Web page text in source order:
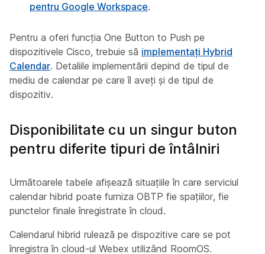
pentru Google Workspace.
Pentru a oferi funcția One Button to Push pe
dispozitivele Cisco, trebuie să implementați Hybrid
Calendar. Detaliile implementării depind de tipul de
mediu de calendar pe care îl aveți și de tipul de
dispozitiv.
Disponibilitate cu un singur buton
pentru diferite tipuri de întâlniri
Următoarele tabele afișează situațiile în care serviciul
calendar hibrid poate furniza OBTP fie spațiilor, fie
punctelor finale înregistrate în cloud.
Calendarul hibrid rulează pe dispozitive care se pot
înregistra în cloud-ul Webex utilizând RoomOS.